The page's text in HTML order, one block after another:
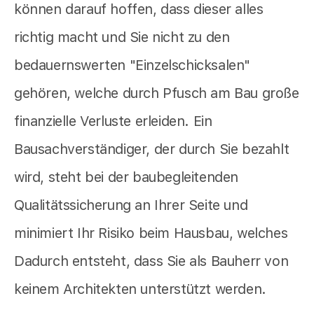
können darauf hoffen, dass dieser alles
richtig macht und Sie nicht zu den
bedauernswerten "Einzelschicksalen"
gehören, welche durch Pfusch am Bau große
finanzielle Verluste erleiden. Ein
Bausachverständiger, der durch Sie bezahlt
wird, steht bei der baubegleitenden
Qualitätssicherung an Ihrer Seite und
minimiert Ihr Risiko beim Hausbau, welches
Dadurch entsteht, dass Sie als Bauherr von
keinem Architekten unterstützt werden.